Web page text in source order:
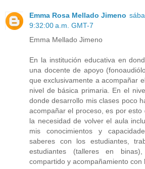
Emma Rosa Mellado Jimeno
9:32:00 a.m. GMT-7
Emma Mellado Jimeno
En la institución educativa en
una docente de apoyo
que exclusivamente a acompañar
nivel de básica primaria. En el
donde desarrollo mis clases poco
acompañar el proceso, es por esto
la necesidad de volver el aula
mis conocimientos y
saberes con los estudiantes,
estudiantes (talleres en
compartido y acompañamiento con